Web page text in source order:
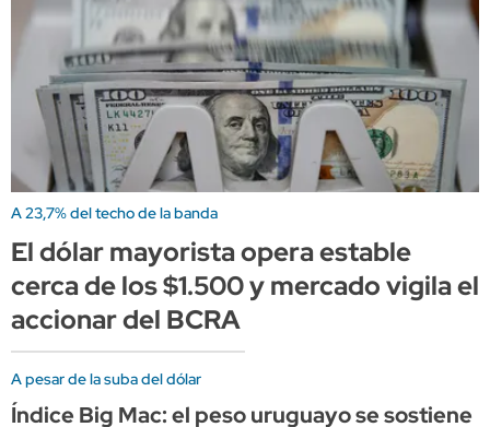
A 23,7% del techo de la banda
El dólar mayorista opera estable
cerca de los $1.500 y mercado vigila el
accionar del BCRA
A pesar de la suba del dólar
Índice Big Mac: el peso uruguayo se sostiene